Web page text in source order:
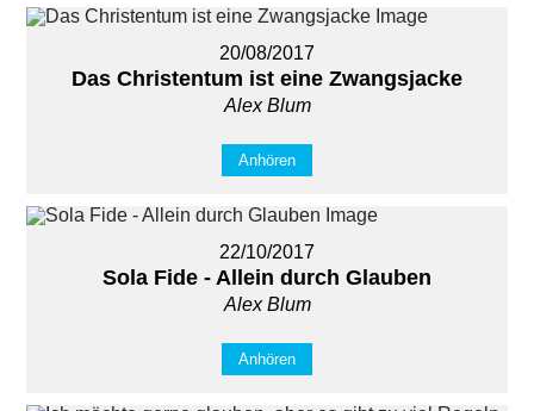
20/08/2017
Das Christentum ist eine Zwangsjacke
Alex Blum
Anhören
22/10/2017
Sola Fide - Allein durch Glauben
Alex Blum
Anhören